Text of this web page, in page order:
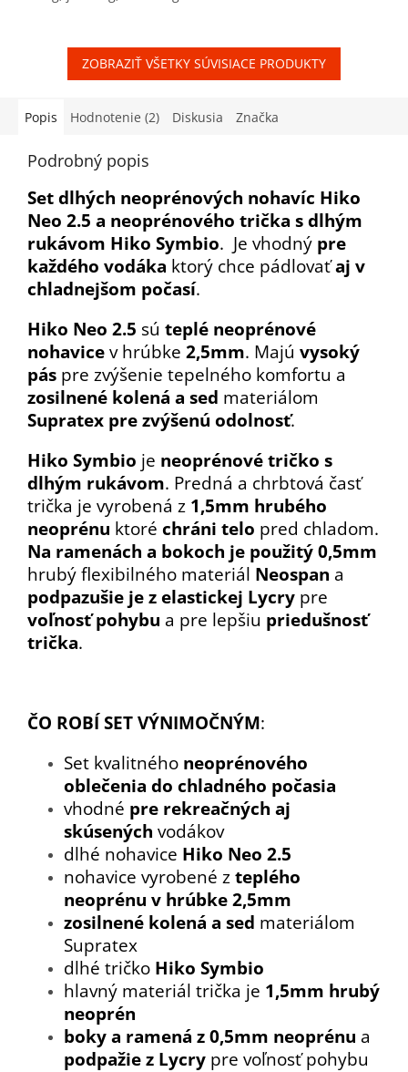
ZOBRAZIŤ VŠETKY SÚVISIACE PRODUKTY
Popis Hodnotenie (2) Diskusia Značka
Podrobný popis
Set dlhých neoprénových nohavíc Hiko
Neo 2.5 a neoprénového trička s dlhým
rukávom Hiko Symbio. Je vhodný pre
každého vodáka ktorý chce pádlovaťaj v
chladnejšom počasí.
Hiko Neo 2.5 sú teplé neoprénové
nohavice v hrúbke 2,5mm. Majú vysoký
pás pre zvýšenie tepelného komfortu a
zosilnené kolená a sed materiálom
Supratex pre zvýšenú odolnosť.
Hiko Symbio je neoprénové tričko s
dlhým rukávom. Predná a chrbtová časť
trička je vyrobená z 1,5mm hrubého
neoprénu ktoré chráni telo pred chladom.
Na ramenách a bokoch je použitý 0,5mm
hrubý flexibilného materiál Neospan a
podpazušie je z elastickej Lycry pre
voľnosť pohybu a pre lepšiu priedušnosť
trička.
ČO ROBÍ SET VÝNIMOČNÝM:
Set kvalitného neoprénového
oblečenia do chladného počasia
vhodné pre rekreačných aj
skúsených vodákov
dlhé nohavice Hiko Neo 2.5
nohavice vyrobené z teplého
neoprénu v hrúbke 2,5mm
zosilnené kolená a sed materiálom
Supratex
dlhé tričko Hiko Symbio
hlavný materiál trička je 1,5mm hrubý
neoprén
boky a ramená z 0,5mm neoprénu a
podpažie z Lycry pre voľnosť pohybu